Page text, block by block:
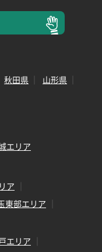
秋田県
山形県
エリア
ア
東部エリア
エリア